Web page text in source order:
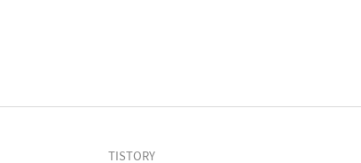
TISTORY